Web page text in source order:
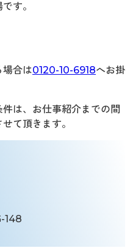
す。
場合は0120-10-6918へお掛
は、お仕事紹介までの間
て頂きます。
148